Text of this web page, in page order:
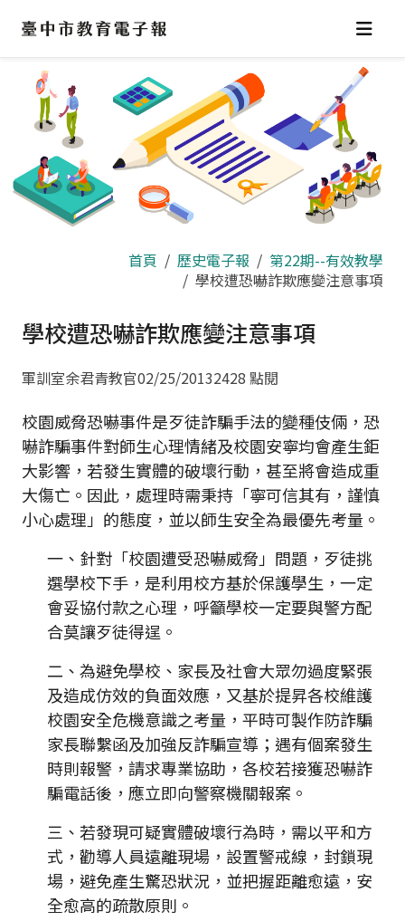
區
首頁 歷史電子報
第22期--有效教學
學校遭恐嚇詐欺應變注意事項
學校遭恐嚇詐欺應變注意事項
軍訓室余君青教官02/25/20132428 點閱
校園威脅恐嚇事件是歹徒詐騙手法的變種伎倆，恐
嚇詐騙事件對師生心理情緒及校園安寧均會產生鉅
大影響，若發生實體的破壞行動，甚至將會造成重
大傷亡。因此，處理時需秉持「寧可信其有，謹慎
小心處理」的態度，並以師生安全為最優先考量。
一、針對「校園遭受恐嚇威脅」問題，歹徒挑
選學校下手，是利用校方基於保護學生，一定
會妥協付款之心理，呼籲學校一定要與警方配
合莫讓歹徒得逞。
二、為避免學校、家長及社會大眾勿過度緊張
及造成仿效的負面效應，又基於提昇各校維護
校園安全危機意識之考量，平時可製作防詐騙
家長聯繫函及加強反詐騙宣導；遇有個案發生
時則報警，請求專業協助，各校若接獲恐嚇詐
騙電話後，應立即向警察機關報案。
三、若發現可疑實體破壞行為時，需以平和方
式，勸導人員遠離現場，設置警戒線，封鎖現
場，避免產生驚恐狀況，並把握距離愈遠，安
全愈高的疏散原則。